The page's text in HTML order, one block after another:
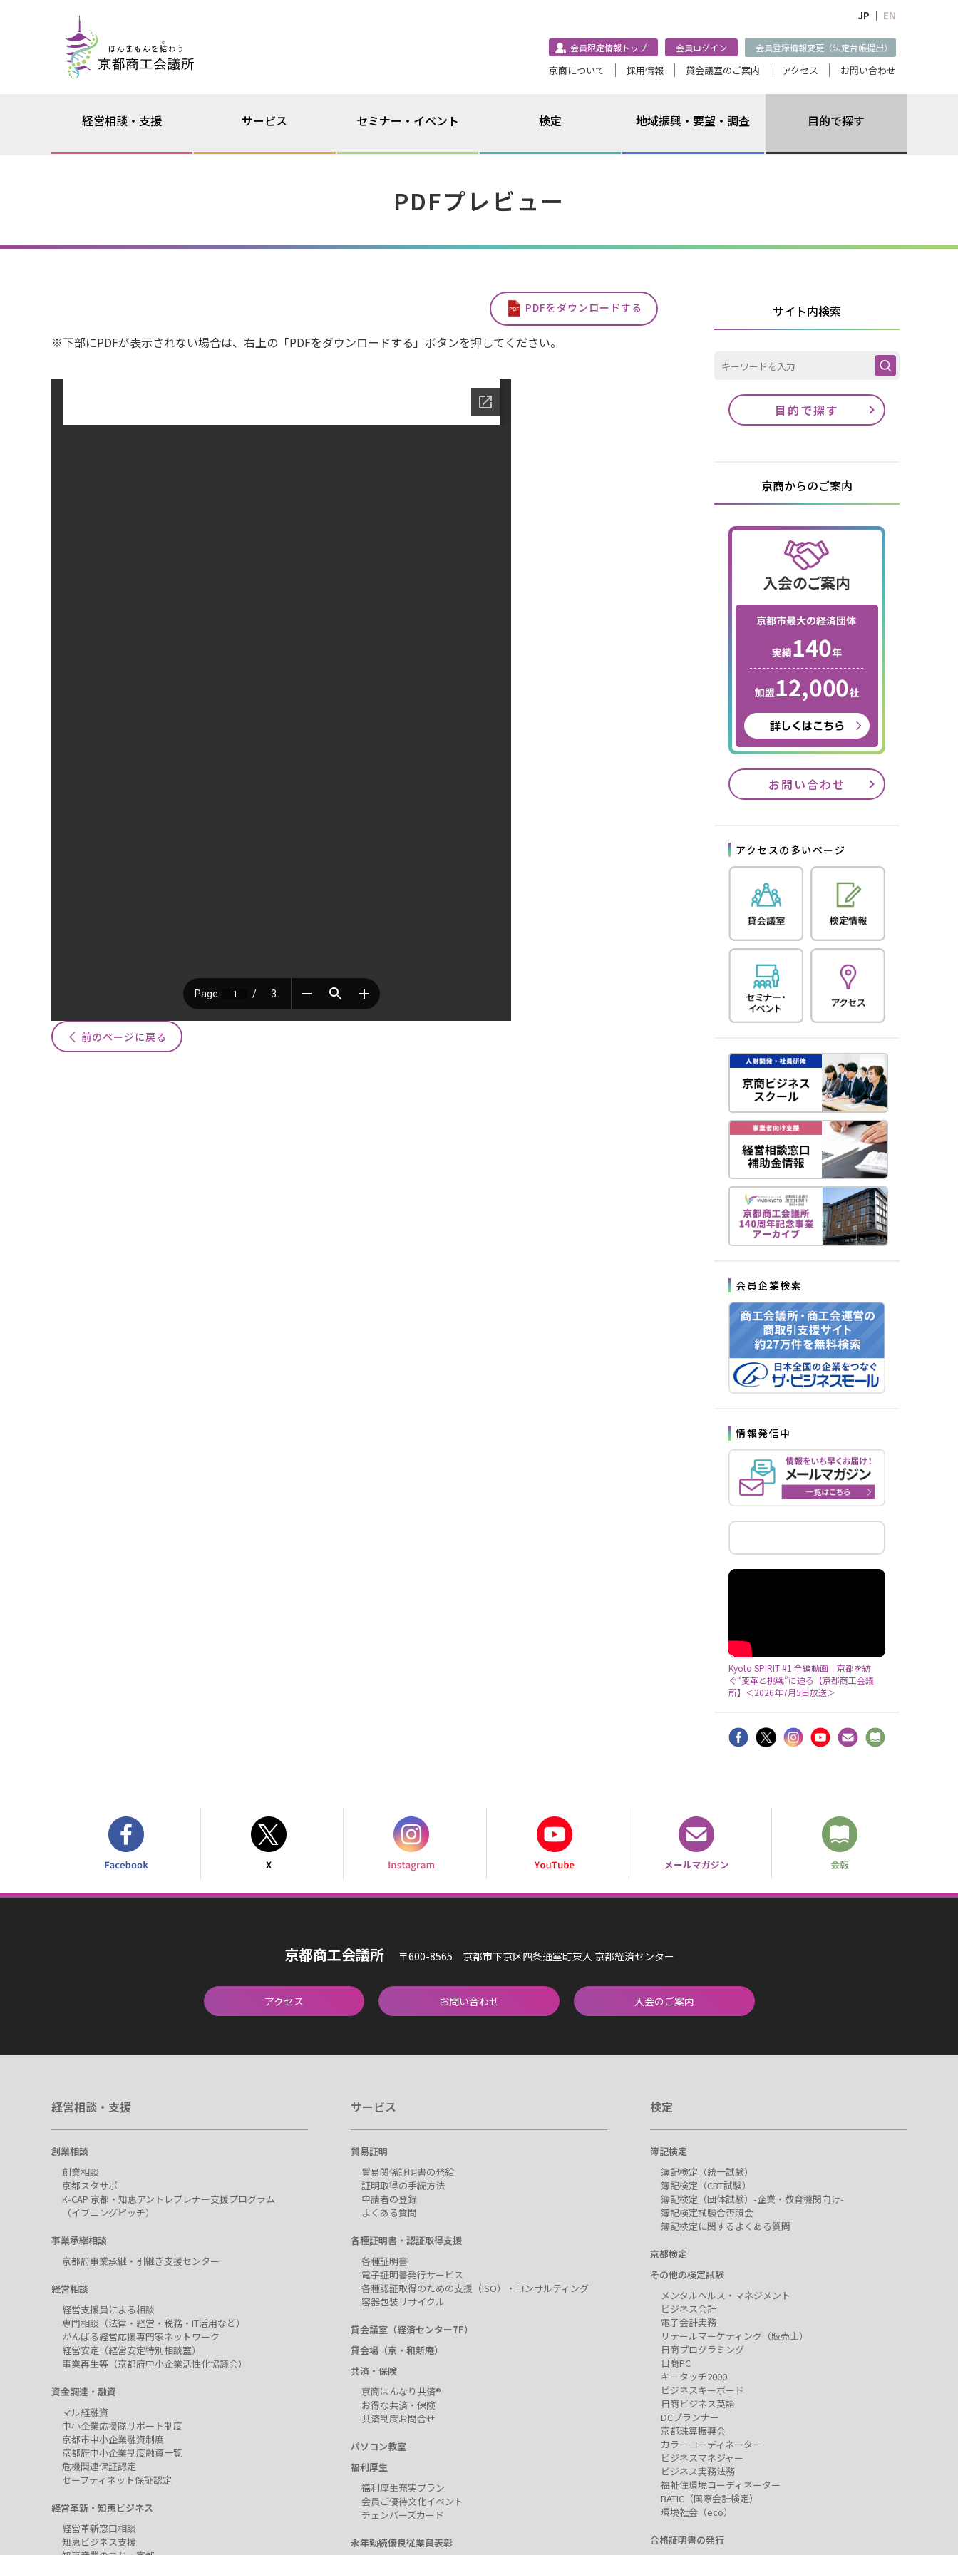
JP ｜ EN
会員限定情報トップ 会員ログイン 会員登録情報変更（法定台帳提出）
京商について 採用情報 貸会議室のご案内 アクセス お問い合わせ
経営相談・支援 サービス セミナー・イベント 検定 地域振興・要望・調査 目的で探す
PDFプレビュー
PDFをダウンロードする
※下部にPDFが表示されない場合は、右上の「PDFをダウンロードする」ボタンを押してください。
前のページに戻る
サイト内検索
目的で探す
京商からのご案内
お問い合わせ
アクセスの多いページ
会員企業検索
情報発信中
Kyoto SPIRIT #1 全編動画｜京都を紡
ぐ“変革と挑戦”に迫る【京都商工会議
所】＜2026年7月5日放送＞
京都商工会議所 〒600-8565 京都市下京区四条通室町東入 京都経済センター
アクセス お問い合わせ 入会のご案内
経営相談・支援
創業相談
創業相談
京都スタサポ
K-CAP 京都・知恵アントレプレナー支援プログラム
（イブニングピッチ）
事業承継相談
京都府事業承継・引継ぎ支援センター
経営相談
経営支援員による相談
専門相談（法律・経営・税務・IT活用など）
がんばる経営応援専門家ネットワーク
経営安定（経営安定特別相談室）
事業再生等（京都府中小企業活性化協議会）
資金調達・融資
マル経融資
中小企業応援隊サポート制度
京都市中小企業融資制度
京都府中小企業制度融資一覧
危機関連保証認定
セーフティネット保証認定
経営革新・知恵ビジネス
経営革新窓口相談
知恵ビジネス支援
サービス
貿易証明
貿易関係証明書の発給
証明取得の手続方法
申請者の登録
よくある質問
各種証明書・認証取得支援
各種証明書
電子証明書発行サービス
各種認証取得のための支援（ISO）・コンサルティング
容器包装リサイクル
貸会議室（経済センター7F）
貸会場（京・和新庵）
共済・保険
京商はんなり共済®
お得な共済・保険
共済制度お問合せ
パソコン教室
福利厚生
福利厚生充実プラン
会員ご優待文化イベント
チェンバーズカード
永年勤続優良従業員表彰
検定
簿記検定
簿記検定（統一試験）
簿記検定（CBT試験）
簿記検定（団体試験）-企業・教育機関向け-
簿記検定試験合否照会
簿記検定に関するよくある質問
京都検定
その他の検定試験
メンタルヘルス・マネジメント
ビジネス会計
電子会計実務
リテールマーケティング（販売士）
日商プログラミング
日商PC
キータッチ2000
ビジネスキーボード
日商ビジネス英語
DCプランナー
京都珠算振興会
カラーコーディネーター
ビジネスマネジャー
ビジネス実務法務
福祉住環境コーディネーター
BATIC（国際会計検定）
環境社会（eco）
合格証明書の発行